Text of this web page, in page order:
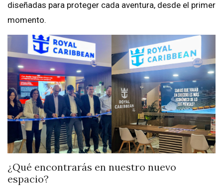
diseñadas para proteger cada aventura, desde el primer
momento.
¿Qué encontrarás en nuestro nuevo
espacio?